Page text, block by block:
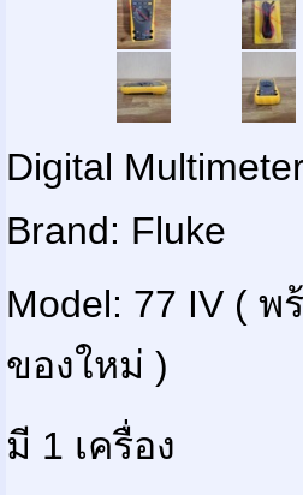
Digital
Brand: Fluke
Model: 77 IV ( พ
ของใหม่ )
มี 1 เครื่อง